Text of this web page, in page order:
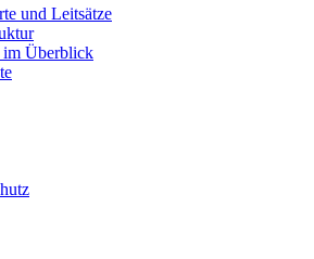
und Leitsätze
im Überblick